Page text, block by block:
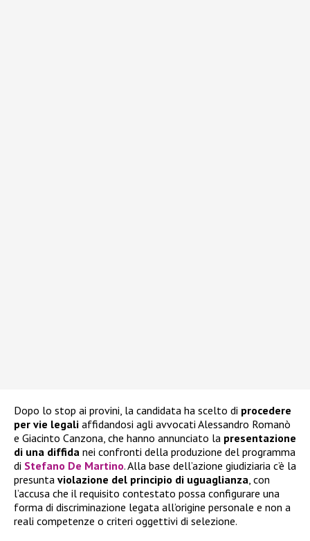
Dopo lo stop ai provini, la candidata ha scelto di procedere
per vie legali affidandosi agli avvocati Alessandro Romanò
e Giacinto Canzona, che hanno annunciato la presentazione
di una diffida nei confronti della produzione del programma
di Stefano De Martino. Alla base dell’azione giudiziaria c’è la
presunta violazione del principio di uguaglianza, con
l’accusa che il requisito contestato possa configurare una
forma di discriminazione legata all’origine personale e non a
reali competenze o criteri oggettivi di selezione.